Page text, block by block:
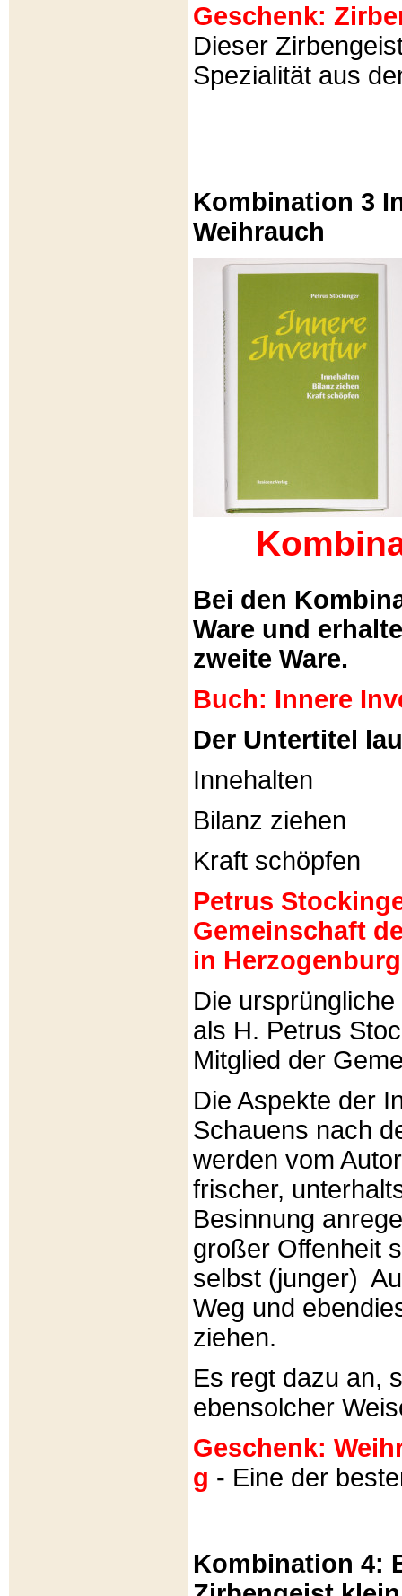
Geschenk:
Dieser
Spezialität aus
Kombination 3
Weihrauch
Bei den
Ware und
zweite Ware.
Buch: Innere
Der Untertitel
Innehalten
Bilanz ziehen
Kraft schöpfen
Petrus
Gemeinschaft
in
Die
als H. Petrus
Mitglied der
Die Aspekte der
Schauens nach
werden vom
frischer,
Besinnung
großer Offenheit
selbst (junger)
Weg und
ziehen.
Es regt dazu an,
ebensolcher
Geschenk:
g - Eine der
Kombination 4: